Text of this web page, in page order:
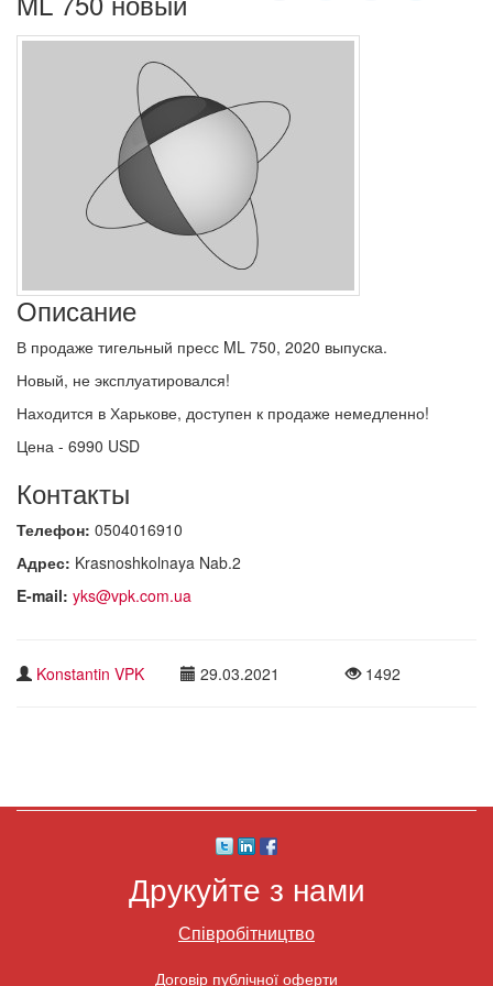
Описание
В продаже тигельный пресс ML 750, 2020 выпуска.
Новый, не эксплуатировался!
Находится в Харькове, доступен к продаже немедленно!
Цена - 6990 USD
Контакты
Телефон: 0504016910
Адрес: Krasnoshkolnaya Nab.2
E-mail: yks@vpk.com.ua
Konstantin VPK 29.03.2021 1492
Друкуйте з нами
Співробітництво
Договір публічної оферти